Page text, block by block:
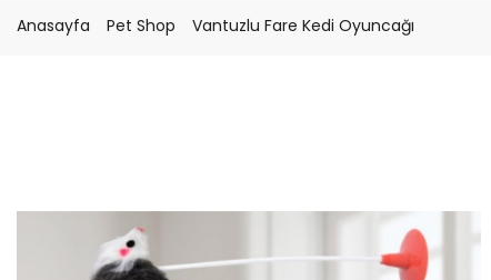
Anasayfa Pet Shop Vantuzlu Fare Kedi Oyuncağı